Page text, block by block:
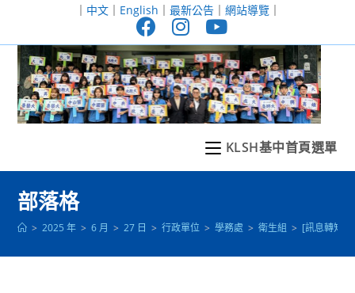
至
｜ 中文｜ English ｜ 最新公告｜ 網站導覽｜
KLSH基中首頁選單
部落格
> 2025 年 > 6 月 > 27 日 > 行政單位 > 學務處 > 衛生組 > [訊息轉知]